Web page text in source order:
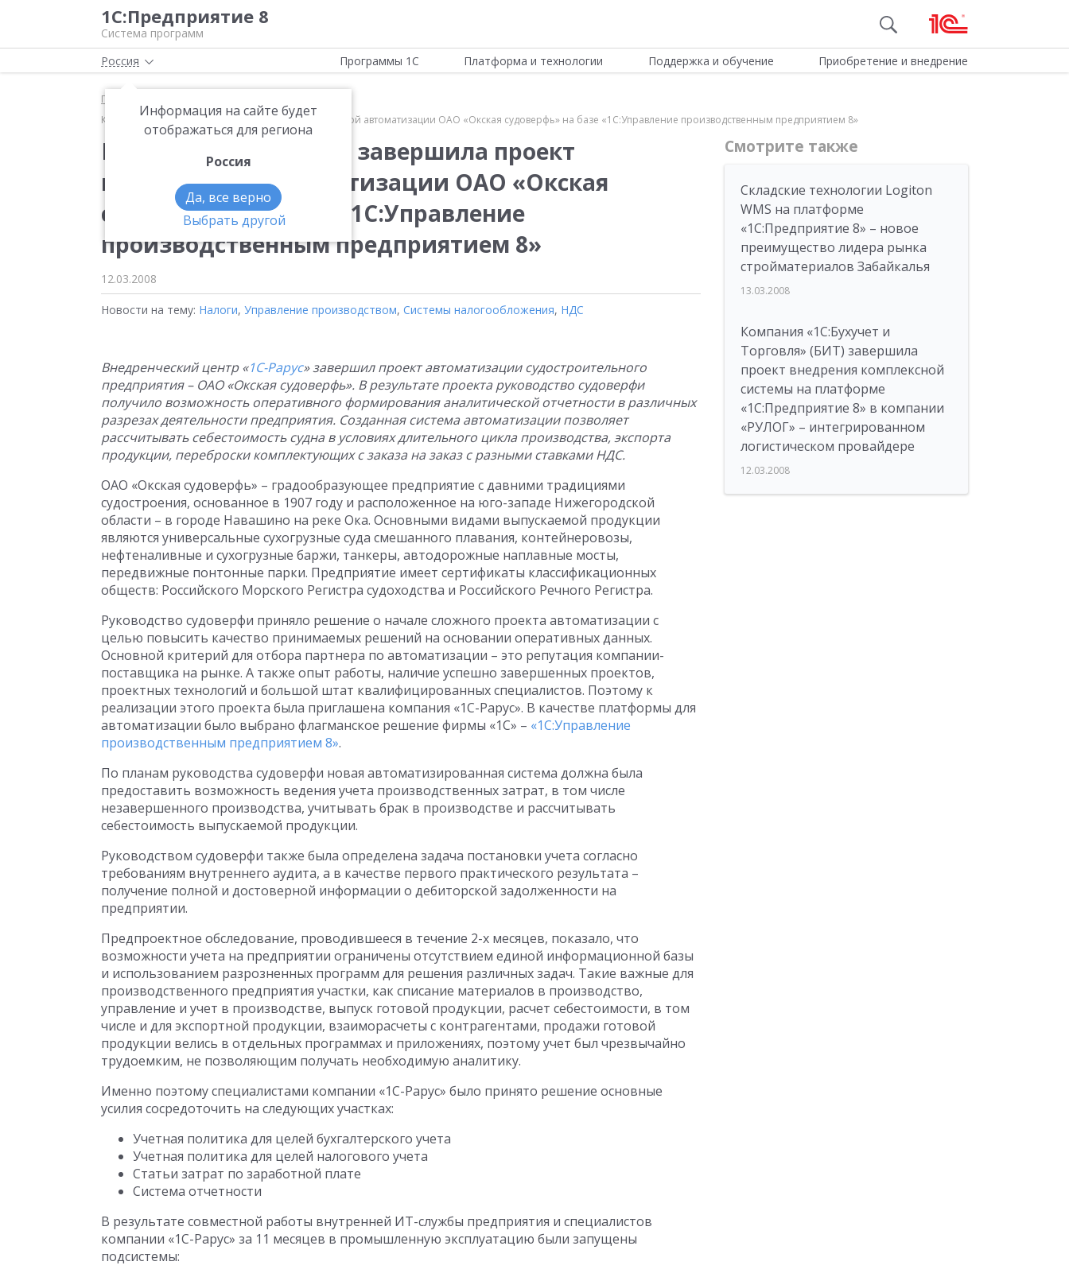
1С:Предприятие 8
Система программ
Россия
Информация на сайте будет
отображаться для региона
Россия
Да, все верно
Выбрать другой
Программы 1С Платформа и технологии Поддержка и обучение Приобретение и внедрение
Главная
Компания «1С-Рарус» завершила проект комплексной автоматизации ОАО «Окская судоверфь» на базе «1С:Управление производственным предприятием 8»
Компания «1С-Рарус» завершила проект
комплексной автоматизации ОАО «Окская
судоверфь» на базе «1С:Управление
производственным предприятием 8»
12.03.2008
Новости на тему: Налоги, Управление производством, Системы налогообложения, НДС
Внедренческий центр «1С-Рарус» завершил проект автоматизации судостроительного
предприятия – ОАО «Окская судоверфь». В результате проекта руководство судоверфи
получило возможность оперативного формирования аналитической отчетности в различных
разрезах деятельности предприятия. Созданная система автоматизации позволяет
рассчитывать себестоимость судна в условиях длительного цикла производства, экспорта
продукции, переброски комплектующих с заказа на заказ с разными ставками НДС.
ОАО «Окская судоверфь» – градообразующее предприятие с давними традициями
судостроения, основанное в 1907 году и расположенное на юго-западе Нижегородской
области – в городе Навашино на реке Ока. Основными видами выпускаемой продукции
являются универсальные сухогрузные суда смешанного плавания, контейнеровозы,
нефтеналивные и сухогрузные баржи, танкеры, автодорожные наплавные мосты,
передвижные понтонные парки. Предприятие имеет сертификаты классификационных
обществ: Российского Морского Регистра судоходства и Российского Речного Регистра.
Руководство судоверфи приняло решение о начале сложного проекта автоматизации с
целью повысить качество принимаемых решений на основании оперативных данных.
Основной критерий для отбора партнера по автоматизации – это репутация компании-
поставщика на рынке. А также опыт работы, наличие успешно завершенных проектов,
проектных технологий и большой штат квалифицированных специалистов. Поэтому к
реализации этого проекта была приглашена компания «1С-Рарус». В качестве платформы для
автоматизации было выбрано флагманское решение фирмы «1С» – «1С:Управление
производственным предприятием 8».
По планам руководства судоверфи новая автоматизированная система должна была
предоставить возможность ведения учета производственных затрат, в том числе
незавершенного производства, учитывать брак в производстве и рассчитывать
себестоимость выпускаемой продукции.
Руководством судоверфи также была определена задача постановки учета согласно
требованиям внутреннего аудита, а в качестве первого практического результата –
получение полной и достоверной информации о дебиторской задолженности на
предприятии.
Предпроектное обследование, проводившееся в течение 2-х месяцев, показало, что
возможности учета на предприятии ограничены отсутствием единой информационной базы
и использованием разрозненных программ для решения различных задач. Такие важные для
производственного предприятия участки, как списание материалов в производство,
управление и учет в производстве, выпуск готовой продукции, расчет себестоимости, в том
числе и для экспортной продукции, взаиморасчеты с контрагентами, продажи готовой
продукции велись в отдельных программах и приложениях, поэтому учет был чрезвычайно
трудоемким, не позволяющим получать необходимую аналитику.
Именно поэтому специалистами компании «1С-Рарус» было принято решение основные
усилия сосредоточить на следующих участках:
Учетная политика для целей бухгалтерского учета
Учетная политика для целей налогового учета
Статьи затрат по заработной плате
Система отчетности
В результате совместной работы внутренней ИТ-службы предприятия и специалистов
компании «1С-Рарус» за 11 месяцев в промышленную эксплуатацию были запущены
подсистемы:
Смотрите также
Складские технологии Logiton
WMS на платформе
«1С:Предприятие 8» – новое
преимущество лидера рынка
стройматериалов Забайкалья
13.03.2008
Компания «1С:Бухучет и
Торговля» (БИТ) завершила
проект внедрения комплексной
системы на платформе
«1С:Предприятие 8» в компании
«РУЛОГ» – интегрированном
логистическом провайдере
12.03.2008